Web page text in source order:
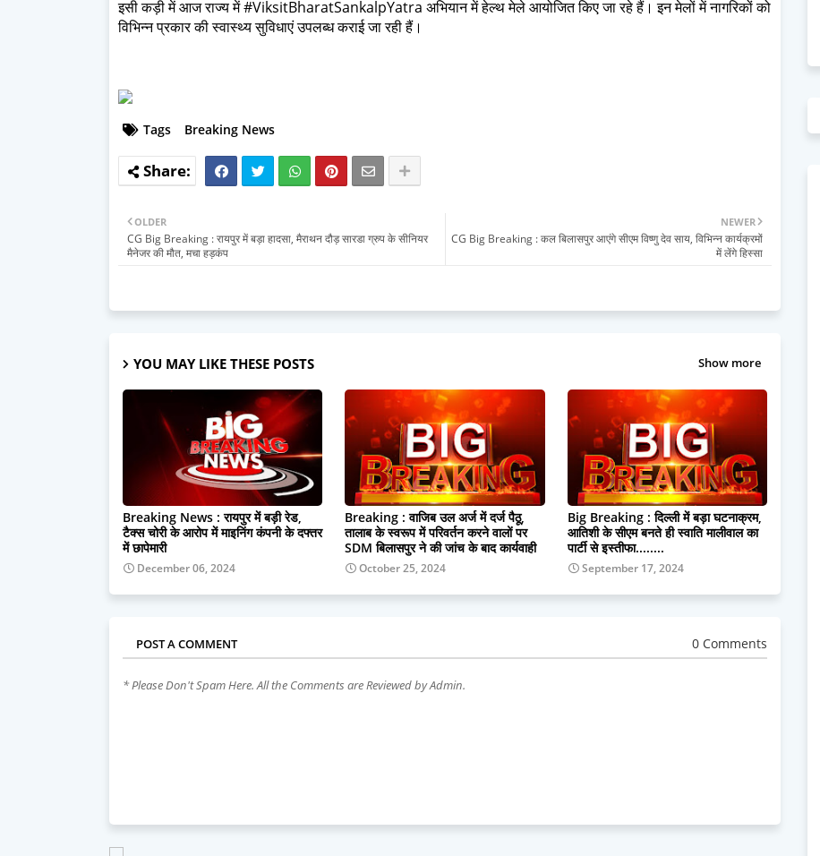
इसी कड़ी में आज राज्य में #ViksitBharatSankalpYatra अभियान में हेल्थ मेले आयोजित किए जा रहे हैं। इन मेलों में नागरिकों को
विभिन्न प्रकार की स्वास्थ्य सुविधाएं उपलब्ध कराई जा रही हैं।
Tags Breaking News
NEWER
CG Big Breaking : कल बिलासपुर आएंगे सीएम विष्णु देव साय, विभिन्न कार्यक्रमों
में लेंगे हिस्सा
OLDER
CG Big Breaking : रायपुर में बड़ा हादसा, मैराथन दौड़ सारडा ग्रुप के सीनियर
मैनेजर की मौत, मचा हड़कंप
YOU MAY LIKE THESE POSTS Show more
Breaking News : रायपुर में बड़ी रेड,
टैक्स चोरी के आरोप में माइनिंग कंपनी के दफ्तर
में छापेमारी
December 06, 2024
Breaking : वाजिब उल अर्ज में दर्ज पैठू,
तालाब के स्वरूप में परिवर्तन करने वालों पर
SDM बिलासपुर ने की जांच के बाद कार्यवाही
October 25, 2024
Big Breaking : दिल्ली में बड़ा घटनाक्रम,
आतिशी के सीएम बनते ही स्वाति मालीवाल का
पार्टी से इस्तीफा........
September 17, 2024
POST A COMMENT 0 Comments
* Please Don't Spam Here. All the Comments are Reviewed by Admin.